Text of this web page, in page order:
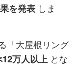
を発表 しま
「大屋根リング
万人以上 とな